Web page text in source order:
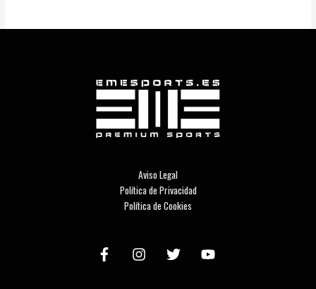
Aviso Legal
Política de Privacidad
Política de Cookies